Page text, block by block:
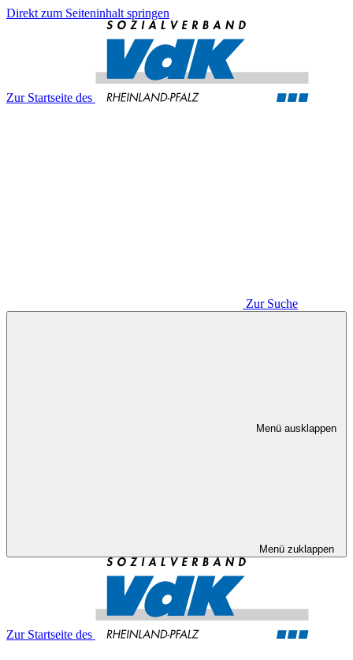
Direkt zum Seiteninhalt springen
Zur Startseite des
Zur Suche
Menü ausklappen
Menü zuklappen
Zur Startseite des